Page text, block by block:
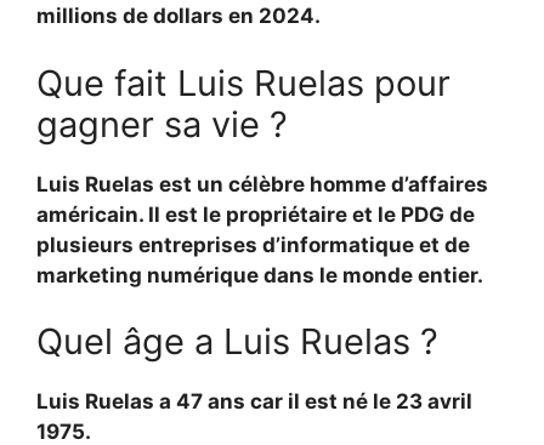
millions de dollars en 2024.
Que fait Luis Ruelas pour
gagner sa vie ?
Luis Ruelas est un célèbre homme d’affaires
américain. Il est le propriétaire et le PDG de
plusieurs entreprises d’informatique et de
marketing numérique dans le monde entier.
Quel âge a Luis Ruelas ?
Luis Ruelas a 47 ans car il est né le 23 avril
1975.